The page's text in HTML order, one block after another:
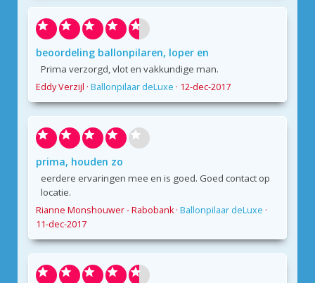
beoordeling ballonpilaren, loper en
Prima verzorgd, vlot en vakkundige man.
Eddy Verzijl · Ballonpilaar deLuxe · 12-dec-2017
prima, houden zo
eerdere ervaringen mee en is goed. Goed contact op
locatie.
Rianne Monshouwer - Rabobank · Ballonpilaar deLuxe ·
11-dec-2017